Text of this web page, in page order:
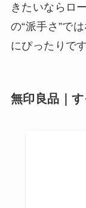
きたいならロ
の“派手さ”で
にぴったりで
無印良品｜